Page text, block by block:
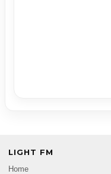
LIGHT FM
Home